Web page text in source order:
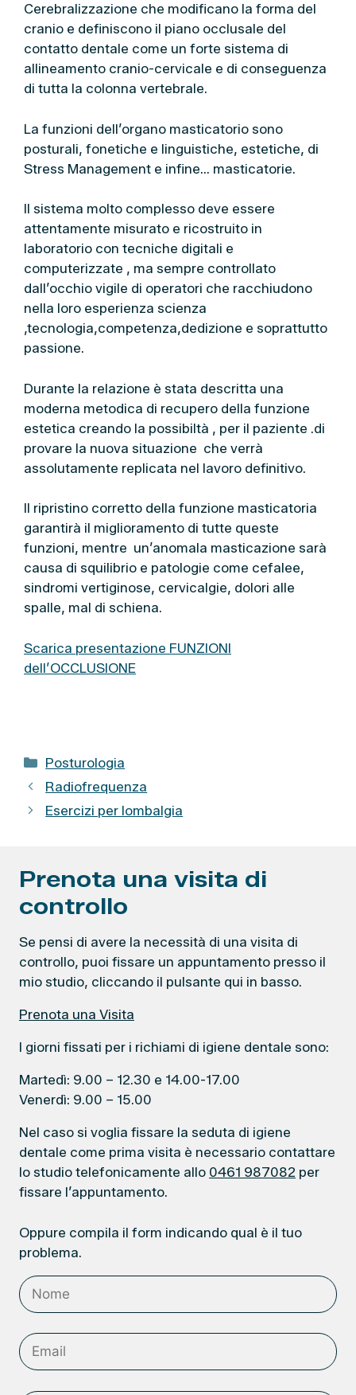
Cerebralizzazione che modificano la forma del
cranio e definiscono il piano occlusale del
contatto dentale come un forte sistema di
allineamento cranio-cervicale e di conseguenza
di tutta la colonna vertebrale.
La funzioni dell’organo masticatorio sono
posturali, fonetiche e linguistiche, estetiche, di
Stress Management e infine… masticatorie.
Il sistema molto complesso deve essere
attentamente misurato e ricostruito in
laboratorio con tecniche digitali e
computerizzate , ma sempre controllato
dall’occhio vigile di operatori che racchiudono
nella loro esperienza scienza
,tecnologia,competenza,dedizione e soprattutto
passione.
Durante la relazione è stata descritta una
moderna metodica di recupero della funzione
estetica creando la possibiltà , per il paziente .di
provare la nuova situazione che verrà
assolutamente replicata nel lavoro definitivo.
Il ripristino corretto della funzione masticatoria
garantirà il miglioramento di tutte queste
funzioni, mentre un’anomala masticazione sarà
causa di squilibrio e patologie come cefalee,
sindromi vertiginose, cervicalgie, dolori alle
spalle, mal di schiena.
Scarica presentazione FUNZIONI
dell’OCCLUSIONE
C
a
e
r
i
e
Posturologia
Radiofrequenza
Esercizi per lombalgia
Prenota una visita di
controllo
Se pensi di avere la necessità di una visita di
controllo, puoi fissare un appuntamento presso il
mio studio, cliccando il pulsante qui in basso.
Prenota una Visita
I giorni fissati per i richiami di igiene dentale sono:
Martedì: 9.00 – 12.30 e 14.00-17.00
Venerdì: 9.00 – 15.00
Nel caso si voglia fissare la seduta di igiene
dentale come prima visita è necessario contattare
lo studio telefonicamente allo 0461 987082 per
fissare l’appuntamento.
Oppure compila il form indicando qual è il tuo
problema.